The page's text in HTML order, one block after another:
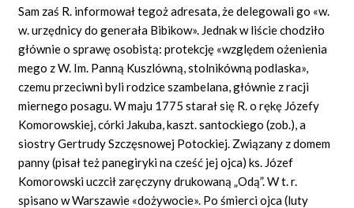
Sam zaś R. informował tegoż adresata, że delegowali go «w.
w. urzędnicy do generała Bibikow». Jednak w liście chodziło
głównie o sprawę osobistą: protekcję «względem ożenienia
mego z W. Im. Panną Kuszlówną, stolnikównąpodlaska»,
czemu przeciwni byli rodzice szambelana, głównie z racji
miernego posagu. W maju 1775 starał się R. o rękę Józefy
Komorowskiej, córki Jakuba, kaszt. santockiego (zob.), a
siostry Gertrudy Szczęsnowej Potockiej. Związany z domem
panny (pisał też panegiryki na cześć jej ojca) ks. Józef
Komorowski uczcił zaręczyny drukowaną „Odą”. W t. r.
spisano w Warszawie «dożywocie». Po śmierci ojca (luty